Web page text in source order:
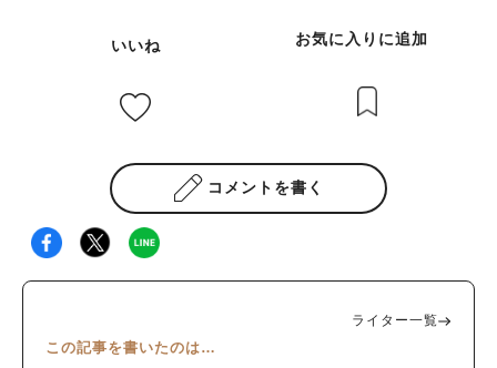
いいね お気に入りに追加
コメントを書く
ライター一覧
この記事を書いたのは…